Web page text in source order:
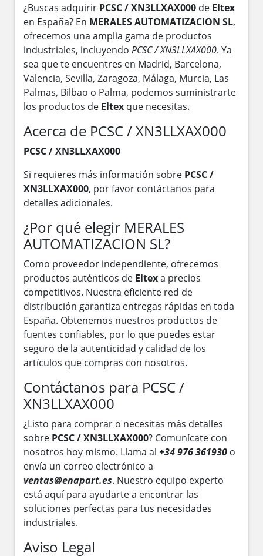
¿Buscas adquirir PCSC / XN3LLXAX000 de Eltex
en España? En MERALES AUTOMATIZACION SL,
ofrecemos una amplia gama de productos
industriales, incluyendo PCSC / XN3LLXAX000. Ya
sea que te encuentres en Madrid, Barcelona,
Valencia, Sevilla, Zaragoza, Málaga, Murcia, Las
Palmas, Bilbao o Palma, podemos suministrarte
los productos de Eltex que necesitas.
Acerca de PCSC / XN3LLXAX000
PCSC / XN3LLXAX000
Si requieres más información sobre PCSC /
XN3LLXAX000, por favor contáctanos para
detalles adicionales.
¿Por qué elegir MERALES
AUTOMATIZACION SL?
Como proveedor independiente, ofrecemos
productos auténticos de Eltexa precios
competitivos. Nuestra eficiente red de
distribución garantiza entregas rápidas en toda
España. Obtenemos nuestros productos de
fuentes confiables, por lo que puedes estar
seguro de la autenticidad y calidad de los
artículos que compras con nosotros.
Contáctanos para PCSC /
XN3LLXAX000
¿Listo para comprar o necesitas más detalles
sobre PCSC / XN3LLXAX000? Comunícate con
nosotros hoy mismo. Llama al +34 976 361930 o
envía un correo electrónico a
ventas@enapart.es. Nuestro equipo experto
está aquí para ayudarte a encontrar las
soluciones perfectas para tus necesidades
industriales.
Aviso Legal